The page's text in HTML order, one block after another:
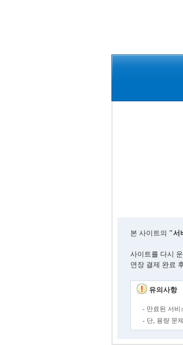
본 사이트의 "서
사이트를 다시
연장 결제 완료
유의사항
- 만료된 서비
- 단, 용량 문